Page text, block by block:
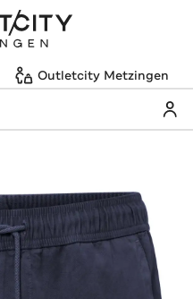
Outletcity Metzingen